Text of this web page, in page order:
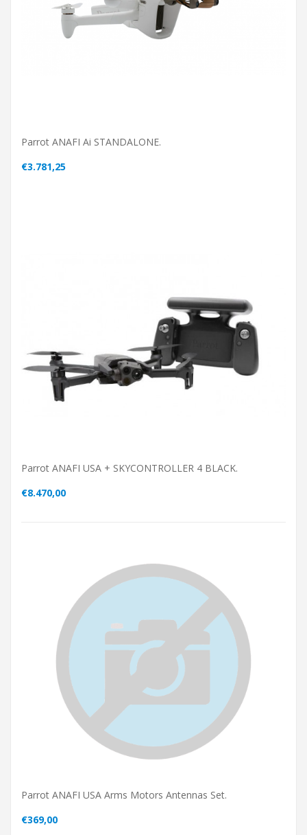
Parrot ANAFI Ai STANDALONE.
€3.781,25
Parrot ANAFI USA + SKYCONTROLLER 4 BLACK.
€8.470,00
Parrot ANAFI USA Arms Motors Antennas Set.
€369,00